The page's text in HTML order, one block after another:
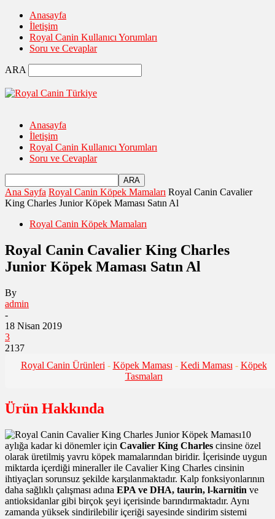
Anasayfa
İletişim
Royal Canin Kullanıcı Yorumları
Soru ve Cevaplar
ARA
Anasayfa
İletişim
Royal Canin Kullanıcı Yorumları
Soru ve Cevaplar
Ana Sayfa Royal Canin Köpek Mamaları Royal Canin Cavalier
King Charles Junior Köpek Maması Satın Al
Royal Canin Köpek Mamaları
Royal Canin Cavalier King Charles
Junior Köpek Maması Satın Al
By
admin
-
18 Nisan 2019
3
2137
Royal Canin Ürünleri - Köpek Maması - Kedi Maması - Köpek
Tasmaları
Ürün Hakkında
10
aylığa kadar ki dönemler için Cavalier King Charles cinsine özel
olarak üretilmiş yavru köpek mamalarından biridir. İçerisinde uygun
miktarda içerdiği mineraller ile Cavalier King Charles cinsinin
ihtiyaçları sorunsuz şekilde karşılanmaktadır. Kalp fonksiyonlarının
daha sağlıklı çalışması adına EPA ve DHA, taurin, l-karnitin ve
antioksidanlar gibi birçok şeyi içerisinde barındırmaktadır. Aynı
zamanda yüksek sindirilebilir içeriği sayesinde sindirim sistemi